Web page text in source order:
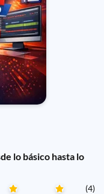
lo básico hasta lo
(4)